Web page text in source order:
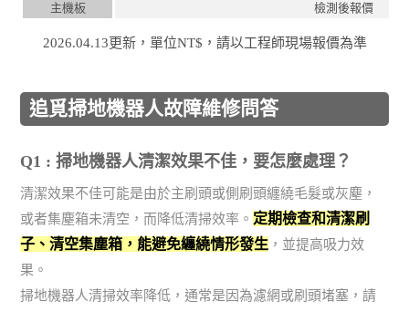
主機板
檢測後報價
2026.04.13更新，單位NT$，請以工程師現場報價為準
追覓掃地機器人故障維修問答
Q1 : 掃地機器人清潔效果不佳，要怎麼處理？
清潔效果不佳可能是由於主刷頭或側刷頭纏繞毛髮或灰塵，
或者集塵箱未清空，而降低清掃效率。 定期檢查和清潔刷
子、清空集塵箱，能避免纏繞情形發生 ，並提高吸力效
果。
掃地機器人清掃效率降低，通常是因為濾網或刷頭堵塞，請